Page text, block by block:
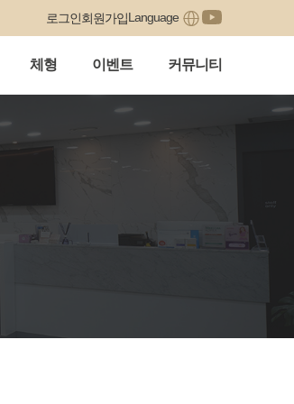
로그인회원가입Language
체형 이벤트 커뮤니티